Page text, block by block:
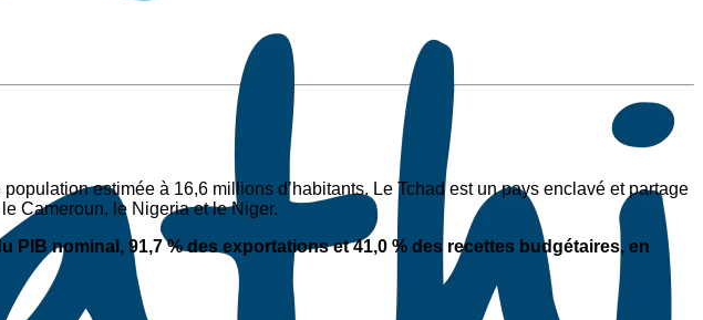
estimée à 16,6 millions d’habitants. Le Tchad est un pays enclavé et partage
Cameroun, le Nigeria et le Niger.
nominal, 91,7 % des exportations et 41,0 % des recettes budgétaires, en